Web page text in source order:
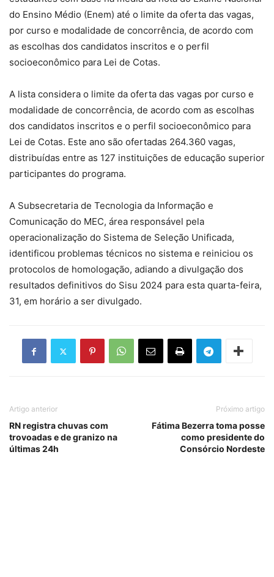
do Ensino Médio (Enem) até o limite da oferta das vagas,
por curso e modalidade de concorrência, de acordo com
as escolhas dos candidatos inscritos e o perfil
socioeconômico para Lei de Cotas.
A lista considera o limite da oferta das vagas por curso e
modalidade de concorrência, de acordo com as escolhas
dos candidatos inscritos e o perfil socioeconômico para
Lei de Cotas. Este ano são ofertadas 264.360 vagas,
distribuídas entre as 127 instituições de educação superior
participantes do programa.
A Subsecretaria de Tecnologia da Informação e
Comunicação do MEC, área responsável pela
operacionalização do Sistema de Seleção Unificada,
identificou problemas técnicos no sistema e reiniciou os
protocolos de homologação, adiando a divulgação dos
resultados definitivos do Sisu 2024 para esta quarta-feira,
31, em horário a ser divulgado.
Artigo anterior
RN registra chuvas com
trovoadas e de granizo na
últimas 24h
Próximo artigo
Fátima Bezerra toma posse
como presidente do
Consórcio Nordeste